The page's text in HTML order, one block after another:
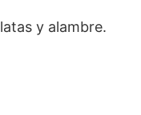
y alambre.